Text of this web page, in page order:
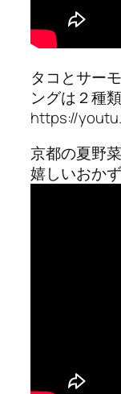
タコとサー
ングは２種
https://
京都の夏野
嬉しいおか